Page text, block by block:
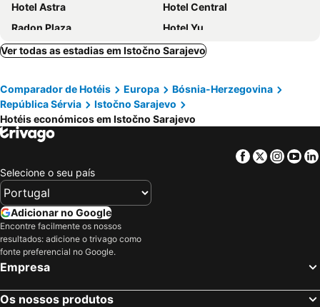
Hotel Astra
Hotel Central
Radon Plaza
Hotel Yu
Bosmal Arjaan by Rotana
Hotel Grad
Heritage Hotel Krone
Hotel Bistrik City Center
Mövenpick Hotel Sarajevo
Courtyard by Marriott Sarajevo
Hotel Cosmopolit
Old Town Hotel
Apartmani RALE rooms
Hotel Walter
Jasmin
Swissotel Sarajevo
Hotel Mod
City Boutique Hotel
Ver todas as estadias em Istočno Sarajevo
Comparador de Hotéis Europa
Bósnia-Herzegovina
República Sérvia
Istočno Sarajevo
Hotéis económicos em Istočno Sarajevo
Facebook
Twitter
Selecione o seu país
Adicionar no Google
Encontre facilmente os nossos
resultados: adicione o trivago como
fonte preferencial no Google.
Empresa
Os nossos produtos